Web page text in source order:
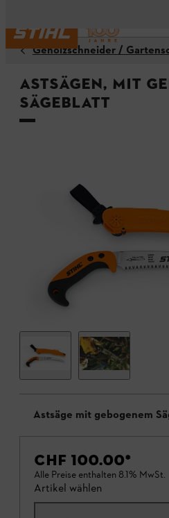
Astsägen, mit
Sägeblatt
Astsäge mit gebogenem
CHF 100.00*
Alle Preise enthalten 8.1% MwSt.
Artikel wählen